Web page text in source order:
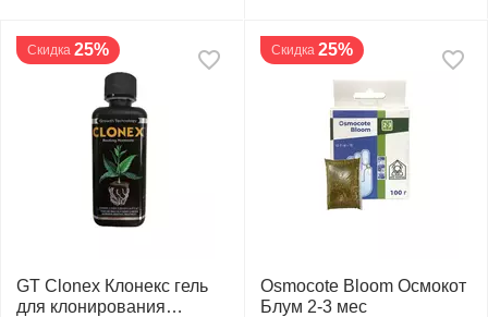
Скидка 25%
GT Clonex Клонекс гель
для клонирования
Скидка 25%
Osmocote Bloom Осмокот
Блум 2-3 мес